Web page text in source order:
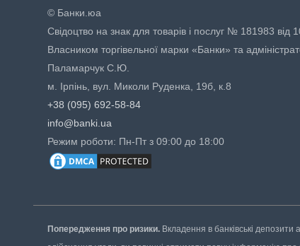
© Банки.юа
Свідоцтво на знак для товарів і послуг № 181983 від
Власником торгівельної марки «Банки» та
Паламарчук С.Ю.
м. Ірпінь, вул. Миколи Руденка, 19б, к.8
+38 (095) 692-58-84
info@banki.ua
Режим роботи: Пн-Пт з 09:00 до 18:00
Попередження про ризики. Вкладення в банківські